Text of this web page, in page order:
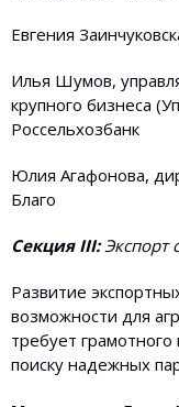
Евгения
Илья Шумов,
крупного бизнеса
Россельхозбанк
Юлия Агафонова,
Благо
Секция III:Экспорт
Развитие
возможности для
требует
поиску надежных